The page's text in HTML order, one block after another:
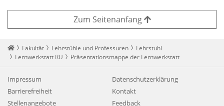
Zum Seitenanfang
Startseite
Fakultät Lehrstühle und Professuren
Lehrstuhl
Lernwerkstatt RU
Präsentationsmappe der Lernwerkstatt
Impressum
Datenschutzerklärung
Barrierefreiheit
Kontakt
Stellenangebote
Feedback